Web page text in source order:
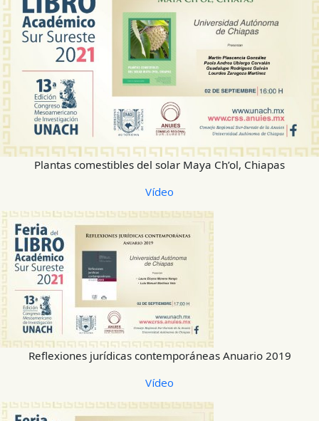
Plantas comestibles del solar Maya Ch’ol, Chiapas
Vídeo
Reflexiones jurídicas contemporáneas Anuario 2019
Vídeo